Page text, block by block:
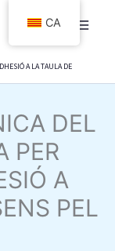
A LA TAULA DE
DEL
PER
A
PEL
CA